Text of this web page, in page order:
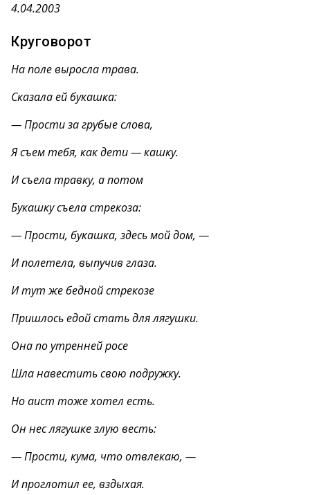
4.04.2003
Круговорот
На поле выросла трава.
Сказала ей букашка:
— Прости за грубые слова,
Я съем тебя, как дети — кашку.
И съела травку, а потом
Букашку съела стрекоза:
— Прости, букашка, здесь мой дом, —
И полетела, выпучив глаза.
И тут же бедной стрекозе
Пришлось едой стать для лягушки.
Она по утренней росе
Шла навестить свою подружку.
Но аист тоже хотел есть.
Он нес лягушке злую весть:
— Прости, кума, что отвлекаю, —
И проглотил ее, вздыхая.